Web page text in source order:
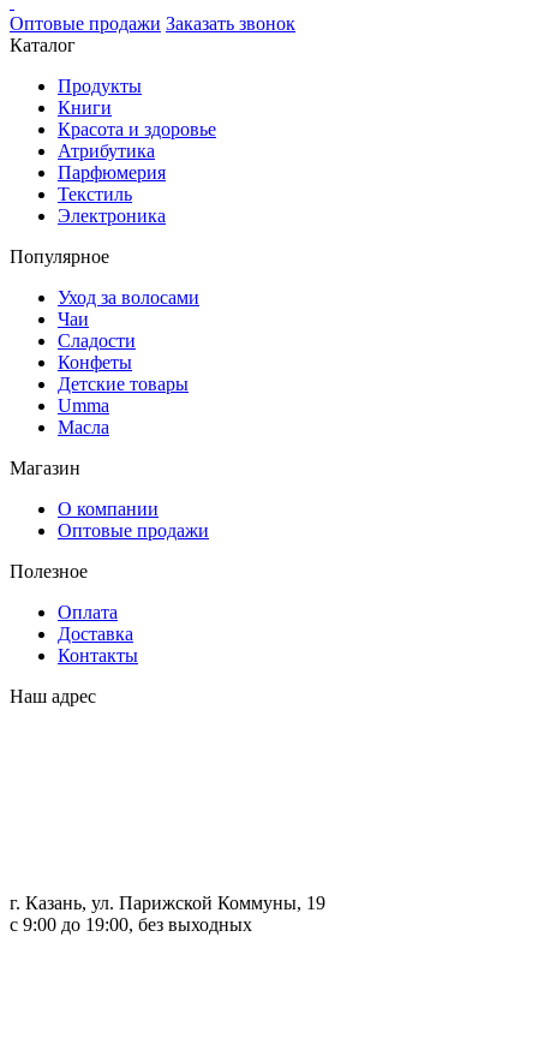
Оптовые продажи Заказать звонок
Каталог
Продукты
Книги
Красота и здоровье
Атрибутика
Парфюмерия
Текстиль
Электроника
Популярное
Уход за волосами
Чаи
Сладости
Конфеты
Детские товары
Umma
Масла
Магазин
О компании
Оптовые продажи
Полезное
Оплата
Доставка
Контакты
Наш адрес
г. Казань, ул. Парижской Коммуны, 19
с 9:00 до 19:00, без выходных